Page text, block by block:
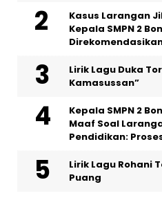
Kasus Larangan
Kepala SMPN 2
Lirik Lagu Duka
Kamasussan”
Kepala SMPN 2
Maaf Soal
Pendidikan:
Lirik Lagu Rohani
Puang